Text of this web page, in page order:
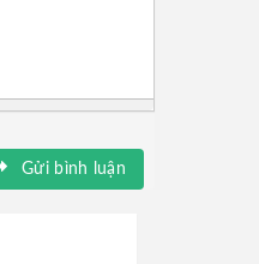
Gửi bình luận